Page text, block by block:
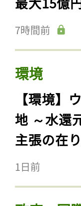
7時間前
環境
【環境】
地 ～水還
主張の在
1日前